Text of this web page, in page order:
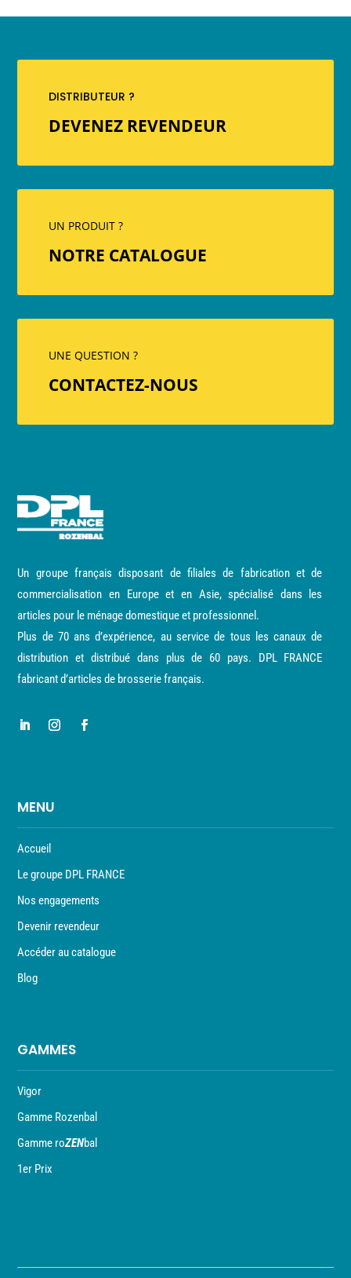
DISTRIBUTEUR ?
DEVENEZ REVENDEUR
UN PRODUIT ?
NOTRE CATALOGUE
UNE QUESTION ?
CONTACTEZ-NOUS
Un groupe français disposant de filiales de fabrication et de
commercialisation en Europe et en Asie, spécialisé dans les
articles pour le ménage domestique et professionnel.
Plus de 70 ans d’expérience, au service de tous les canaux de
distribution et distribué dans plus de 60 pays. DPL FRANCE
fabricant d’articles de brosserie français.
MENU
Accueil
Le groupe DPL FRANCE
Nos engagements
Devenir revendeur
Accéder au catalogue
Blog
GAMMES
Vigor
Gamme Rozenbal
Gamme roZENbal
1er Prix